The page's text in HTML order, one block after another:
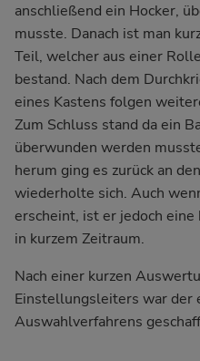
anschließend ein Hocker,
musste. Danach ist man
Teil, welcher aus einer
bestand. Nach dem
eines Kastens folgen
Zum Schluss stand da ein
überwunden werden
herum ging es zurück an
wiederholte sich. Auch
erscheint, ist er jedoch
in kurzem Zeitraum.
Nach einer kurzen
Einstellungsleiters war der
Auswahlverfahrens